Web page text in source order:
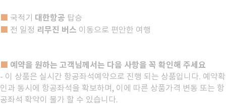
■ 국적기 대한항공 탑승
■ 전 일정 리무진 버스 이동으로 편안한 여행
■ 예약을 원하는 고객님께서는 다음 사항을 꼭 확인해 주세요
- 이 상품은 실시간 항공좌석예약으로 진행 되는 상품입니다. 예약확
인과 동시에 항공좌석을 확보하며, 이에 따른 상품가격 변동 또는 항
공좌석 확약이 불가 할 수 있습니다.